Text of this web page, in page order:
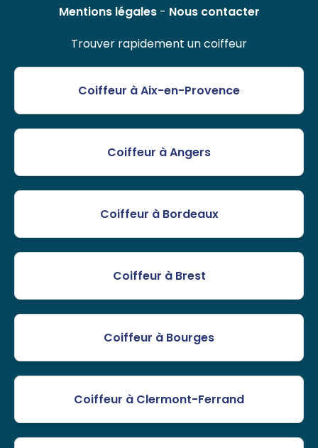
Mentions légales- Nous contacter
Trouver rapidement un coiffeur
Coiffeur à Aix-en-Provence
Coiffeur à Angers
Coiffeur à Bordeaux
Coiffeur à Brest
Coiffeur à Bourges
Coiffeur à Clermont-Ferrand